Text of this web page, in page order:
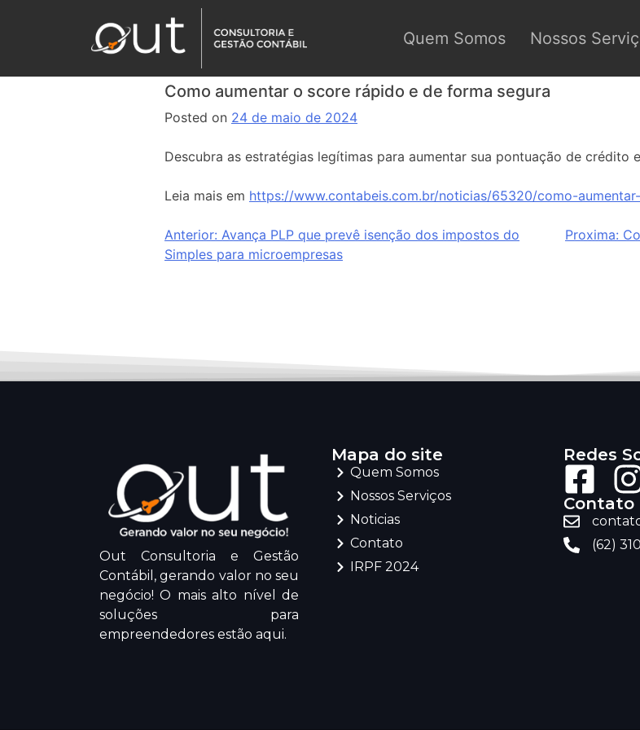
Quem Somos Nossos
Como aumentar o score rápido e de forma segura
Posted on 24 de maio de 2024
Descubra as estratégias legítimas para aumentar sua pontuação de crédito
Leia mais em https://www.contabeis.com.br/noticias/65320/como-
Anterior: Avança PLP que prevê isenção dos impostos do
Simples para microempresas
Proxima:
Out Consultoria e Gestão
Contábil, gerando valor no seu
negócio! O mais alto nível de
soluções para
empreendedores estão aqui.
Mapa do site
Quem Somos
Nossos Serviços
Noticias
Contato
IRPF 2024
Redes
Contato
(62)